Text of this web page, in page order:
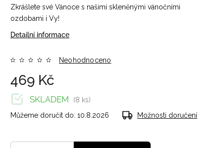
Zkrášlete své Vánoce s našimi skleněnými vánočními
ozdobami i Vy!
Detailní informace
Neohodnoceno
469 Kč
SKLADEM
(8 ks)
Můžeme doručit do: 10.8.2026 Možnosti doručení